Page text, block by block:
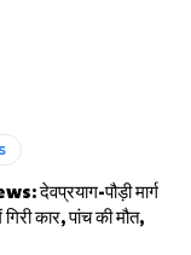
पौड़ी मार्ग
कार, पांच की मौत,